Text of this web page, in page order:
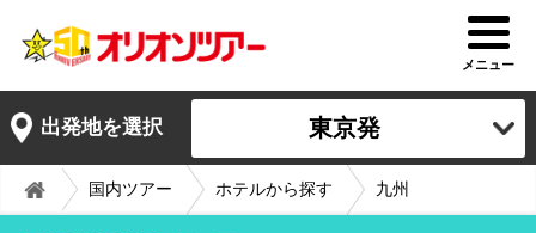
メニュー
出発地を選択 東京発
国内ツアー ホテルから探す 九州